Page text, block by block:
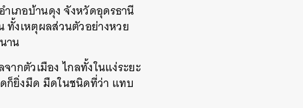
เภอบ้านดุง จังหวัดอุดรธานี
ทั้งเหตุผลส่วนตัวอย่างหวย
าน
กตัวเมือง ไกลทั้งในแง่ระยะ
ดก็ยิ่งมืด มืดในชนิดที่ว่า แทบ